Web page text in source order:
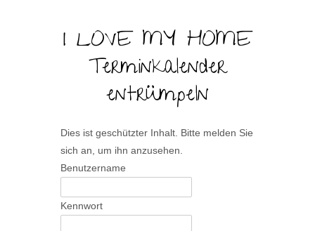
I LOVE MY HOME
Terminkalender
entrümpeln
Dies ist geschützter Inhalt. Bitte melden Sie
sich an, um ihn anzusehen.
Benutzername
Kennwort